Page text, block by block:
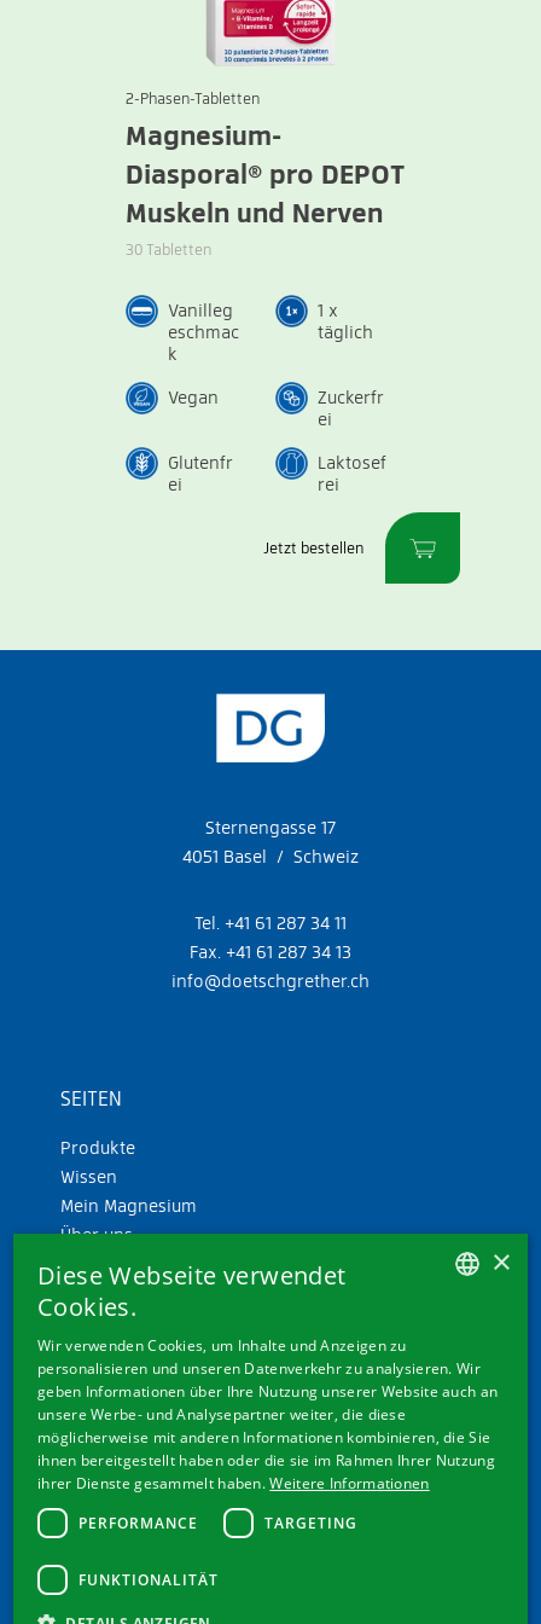
2-Phasen-Tabletten
Magnesium-
Diasporal® pro DEPOT
Muskeln und Nerven
30 Tabletten
Vanilleg
eschmac
k
1 x
täglich
Vegan
Zuckerfr
ei
Glutenfr
ei
Laktosef
rei
Jetzt bestellen
Sternengasse 17
4051 Basel / Schweiz
Tel. +41 61 287 34 11
Fax. +41 61 287 34 13
info@doetschgrether.ch
SEITEN
Produkte
Wissen
Mein Magnesium
Über uns
WEITERE LINKS
Cookie-Einstellungen
Kontakt
Datenschutz & Disclaimer
AGB's
FRENCH
ENGLISH
×
Diese Webseite verwendet
Cookies.
Wir verwenden Cookies, um Inhalte und Anzeigen zu
personalisieren und unseren Datenverkehr zu analysieren. Wir
geben Informationen über Ihre Nutzung unserer Website auch an
unsere Werbe- und Analysepartner weiter, die diese
möglicherweise mit anderen Informationen kombinieren, die Sie
ihnen bereitgestellt haben oder die sie im Rahmen Ihrer Nutzung
ihrer Dienste gesammelt haben. Weitere Informationen
PERFORMANCE
TARGETING
FUNKTIONALITÄT